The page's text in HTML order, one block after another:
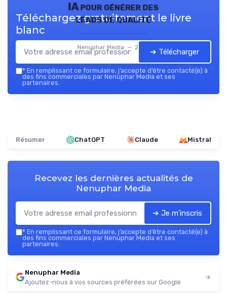
IA pour générer des
leads de qualité
Nenuphar Media — 2026
Téléchargez gratuitement le livre
blanc
➔ Télécharger
* En remplissant ce formulaire, j’accepte d’être contacté(e) à
des fins commerciales par Nenuphar Media et ses
partenaires.
Résumer ChatGPT Claude Mistral
Recevez les dernières actualités de
Nenuphar Media
➔ Je m'inscris
* En remplissant ce formulaire, j’accepte d’être contacté(e) à
des fins commerciales par Nenuphar Media et ses
partenaires.
Nenuphar Media
Ajoutez-nous à vos sources préférées sur Google